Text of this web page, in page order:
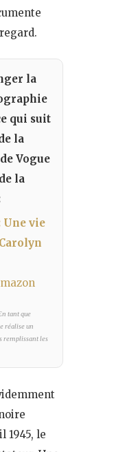
la
qui suit
la
Vogue
la
vie
tant que
réalise un
remplissant les
1945, le